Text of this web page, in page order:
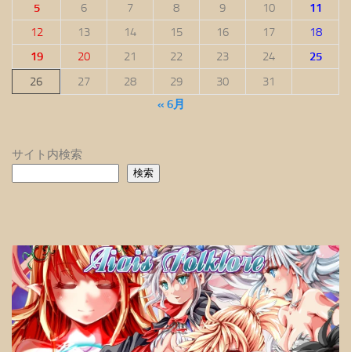
5
6 7 8 9 10
11
12
13 14 15 16 17
18
19
20 21 22 23 24
25
26
27 28 29 30
31
« 6月
サイト内検索
検索